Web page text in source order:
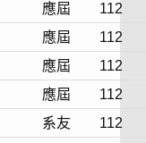
應屆
112
應屆
112
應屆
112
應屆
112
系友
112